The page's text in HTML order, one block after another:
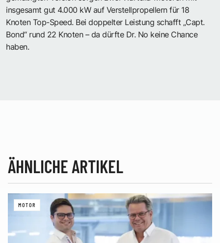
insgesamt gut 4.000 kW auf Verstellpropellern für 18
Knoten Top-Speed. Bei doppelter Leistung schafft „Capt.
Bond“ rund 22 Knoten – da dürfte Dr. No keine Chance
haben.
ÄHNLICHE ARTIKEL
MOTOR